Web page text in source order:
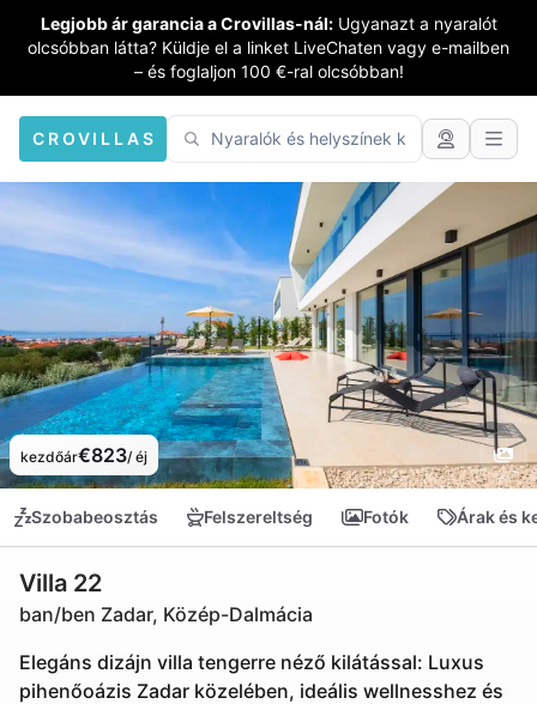
Legjobb ár garancia a Crovillas-nál: Ugyanazt a nyaralót
olcsóbban látta? Küldje el a linket LiveChaten vagy e-mailben
– és foglaljon 100 €-ral olcsóbban!
CROVILLAS
kezdőár€823/ éj
Szobabeosztás Felszereltség Fotók Árak és
Villa 22
ban/ben Zadar, Közép-Dalmácia
Elegáns dizájn villa tengerre néző kilátással: Luxus
pihenőoázis Zadar közelében, ideális wellnesshez és